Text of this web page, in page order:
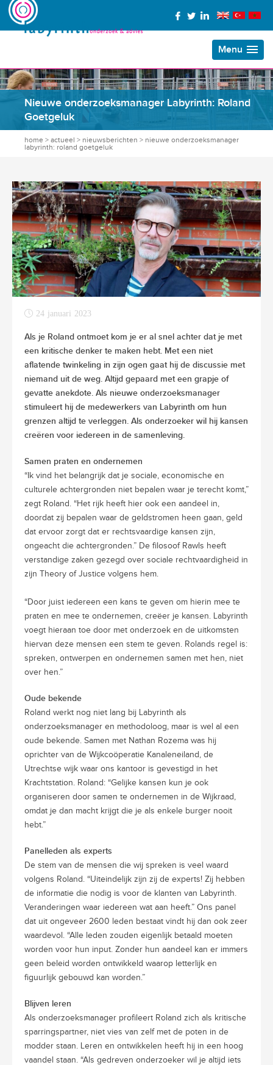
Menu
Nieuwe onderzoeksmanager Labyrinth: Roland
Goetgeluk
home > actueel > nieuwsberichten > nieuwe onderzoeksmanager
labyrinth: roland goetgeluk
24 januari 2023
Als je Roland ontmoet kom je er al snel achter dat je met
een kritische denker te maken hebt. Met een niet
aflatende twinkeling in zijn ogen gaat hij de discussie met
niemand uit de weg. Altijd gepaard met een grapje of
gevatte anekdote. Als nieuwe onderzoeksmanager
stimuleert hij de medewerkers van Labyrinth om hun
grenzen altijd te verleggen. Als onderzoeker wil hij kansen
creëren voor iedereen in de samenleving.
Samen praten en ondernemen
“Ik vind het belangrijk dat je sociale, economische en
culturele achtergronden niet bepalen waar je terecht komt,”
zegt Roland. “Het rijk heeft hier ook een aandeel in,
doordat zij bepalen waar de geldstromen heen gaan, geld
dat ervoor zorgt dat er rechtsvaardige kansen zijn,
ongeacht die achtergronden.” De filosoof Rawls heeft
verstandige zaken gezegd over sociale rechtvaardigheid in
zijn Theory of Justice volgens hem.
“Door juist iedereen een kans te geven om hierin mee te
praten en mee te ondernemen, creëer je kansen. Labyrinth
voegt hieraan toe door met onderzoek en de uitkomsten
hiervan deze mensen een stem te geven. Rolands regel is:
spreken, ontwerpen en ondernemen samen met hen, niet
over hen.”
Oude bekende
Roland werkt nog niet lang bij Labyrinth als
onderzoeksmanager en methodoloog, maar is wel al een
oude bekende. Samen met Nathan Rozema was hij
oprichter van de Wijkcoöperatie Kanaleneiland, de
Utrechtse wijk waar ons kantoor is gevestigd in het
Krachtstation. Roland: “Gelijke kansen kun je ook
organiseren door samen te ondernemen in de Wijkraad,
omdat je dan macht krijgt die je als enkele burger nooit
hebt.”
Panelleden als experts
De stem van de mensen die wij spreken is veel waard
volgens Roland. “Uiteindelijk zijn zij de experts! Zij hebben
de informatie die nodig is voor de klanten van Labyrinth.
Veranderingen waar iedereen wat aan heeft.” Ons panel
dat uit ongeveer 2600 leden bestaat vindt hij dan ook zeer
waardevol. “Alle leden zouden eigenlijk betaald moeten
worden voor hun input. Zonder hun aandeel kan er immers
geen beleid worden ontwikkeld waarop letterlijk en
figuurlijk gebouwd kan worden.”
Blijven leren
Als onderzoeksmanager profileert Roland zich als kritische
sparringspartner, niet vies van zelf met de poten in de
modder staan. Leren en ontwikkelen heeft hij in een hoog
vaandel staan. “Als gedreven onderzoeker wil je altijd iets